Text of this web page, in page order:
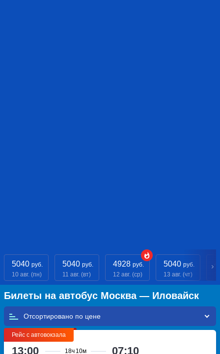
5040 руб.
10 авг. (пн)
5040 руб.
11 авг. (вт)
4928 руб.
12 авг. (ср)
5040 руб.
13 авг. (чт)
Билеты на автобус Москва — Иловайск
Отсортировано по
Рейс с автовокзала
13:00 18ч 10м 07:10